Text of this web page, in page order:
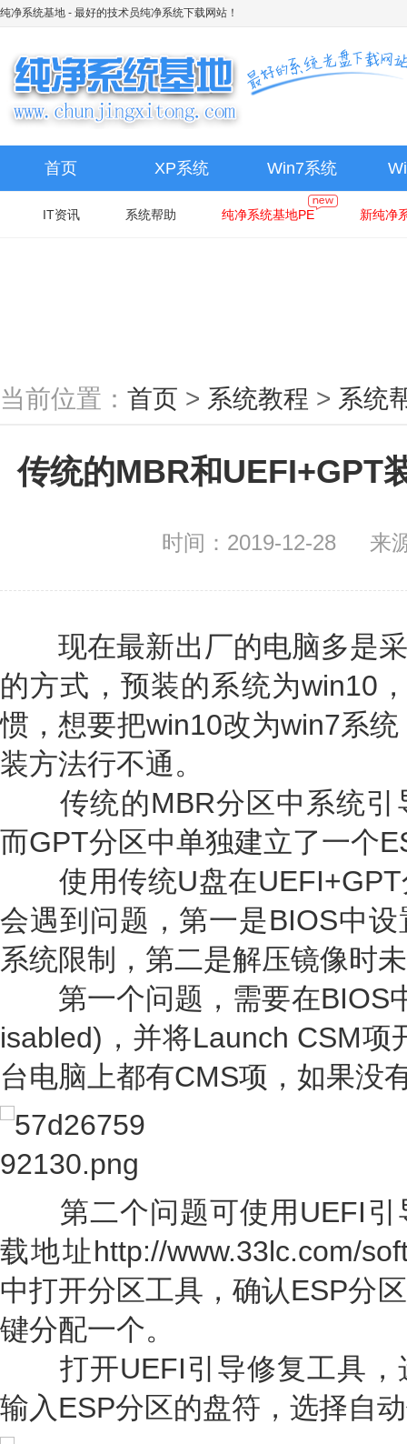
纯净系统基地 - 最好的技术员纯净系统下载网站！
首页 XP系统 Win7系统
IT资讯 系统帮助 纯净系统基地PE 新纯净
当前位置： 首页 > 系统教程 > 系统
传统的MBR和UEFI+GPT
时间：2019-12-28 来
现在最新出厂的电脑多是采
的方式，预装的系统为win10
惯，想要把win10改为win7系
装方法行不通。
传统的MBR分区中系统引
而GPT分区中单独建立了一个
使用传统U盘在UEFI+GPT
会遇到问题，第一是BIOS中
系统限制，第二是解压镜像时
第一个问题，需要在BIOS
isabled)，并将Launch CSM项
台电脑上都有CMS项，如果没
第二个问题可使用UEFI引
载地址http://www.33lc.com/
中打开分区工具，确认ESP分
键分配一个。
打开UEFI引导修复工具，
输入ESP分区的盘符，选择自